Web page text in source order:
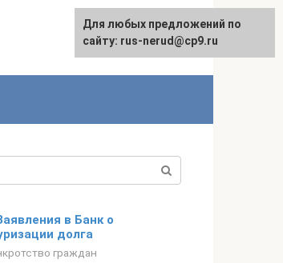
в Банк о
долга
граждан
Для любых предложений по
сайту: rus-nerud@cp9.ru